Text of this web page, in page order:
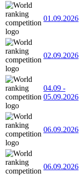
01.09.2026
02.09.2026
04.09 -
05.09.2026
06.09.2026
06.09.2026